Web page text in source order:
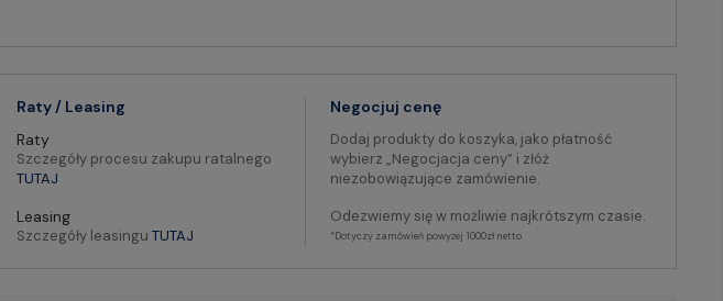
Raty / Leasing
Raty
Szczegóły procesu zakupu ratalnego
TUTAJ
Leasing
Szczegóły leasinguTUTAJ
Negocjuj cenę
Dodaj produkty do koszyka, jako płatność
wybierz „Negocjacja ceny” i złóż
niezobowiązujące zamówienie.
Odezwiemy się w możliwie najkrótszym czasie.
*Dotyczy zamówień powyżej 1000zł netto